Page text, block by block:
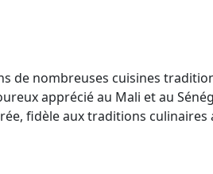
de nombreuses cuisines
apprécié au Mali et au
fidèle aux traditions culinaires